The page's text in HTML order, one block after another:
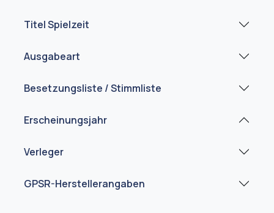
Titel Spielzeit
Ausgabeart
Besetzungsliste / Stimmliste
Erscheinungsjahr
Verleger
GPSR-Herstellerangaben